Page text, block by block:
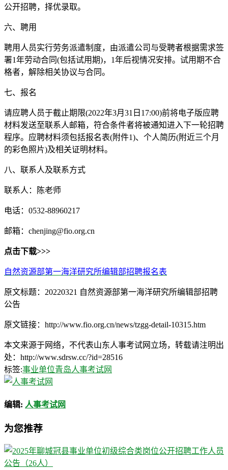
公开招聘，择优录取。
六、聘用
聘用人员实行劳务派遣制度，由派遣公司与受聘者根据需求签
署1年劳动合同(包括试用期)，1年后视情况安排。试用期不合
格者，解除相关协议与合同。
七、报名
请应聘人员于截止期限(2022年3月31日17:00)前将电子版应聘
材料发送至联系人邮箱，符合条件者将被通知进入下一轮招聘
程序。应聘材料须包括报名表(附件1)、个人简历(附近三个月
的彩色照片)及相关证明材料。
八、联系人及联系方式
联系人：陈老师
电话：0532-88960217
邮箱：chenjing@fio.org.cn
点击下载>>>
自然资源部第一海洋研究所编辑部招聘报名表
原文标题：20220321 自然资源部第一海洋研究所编辑部招聘
公告
原文链接：http://www.fio.org.cn/news/tzgg-detail-10315.htm
本文来源于网络，不代表山东人事考试网立场，转载请注明出
处：http://www.sdrsw.cc/?id=28516
标签:事业单位青岛人事考试网
编辑: 人事考试网
为您推荐